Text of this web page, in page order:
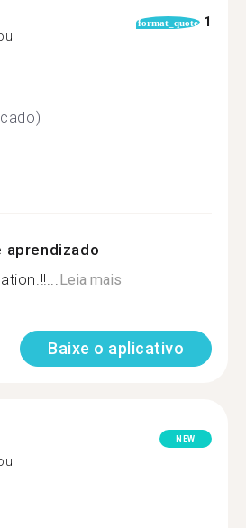
format_quote 1
aprendizado
Leia mais
Baixe o aplicativo
NEW